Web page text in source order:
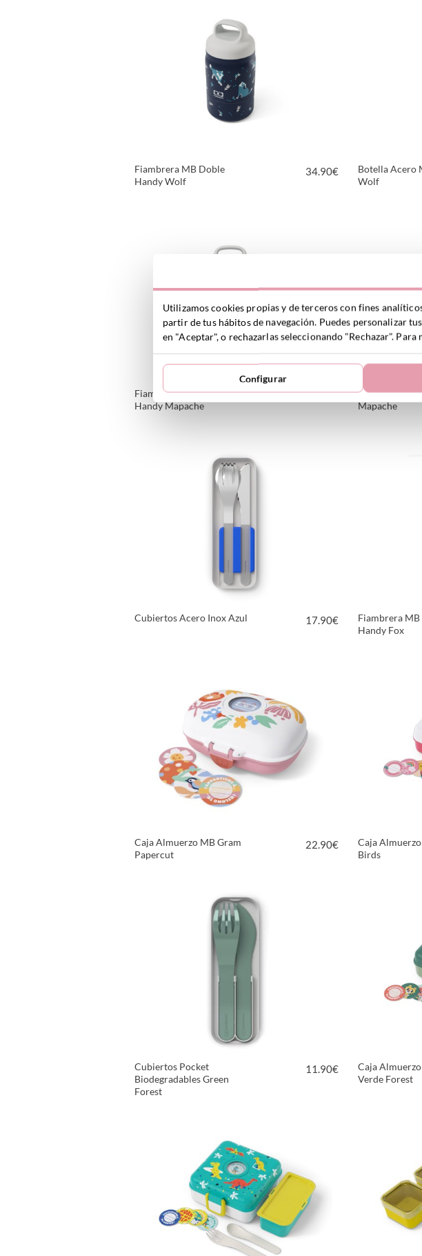
Fiambrera MB Doble
Handy Wolf
34.90€
Botella Acero
Wolf
Fiambrera MB Doble
Handy Mapache
34.90€
Botella Acero
Mapache
Cubiertos Acero Inox Azul 17.90€
Fiambrera
Handy Fox
Caja Almuerzo MB Gram
Papercut
22.90€
Caja Almuerzo
Birds
Cubiertos Pocket
Biodegradables Green
Forest
11.90€
Caja
Verde Forest
Utilizamos cookies propias y de terceros con fines
partir de tus hábitos de navegación. Puedes personalizar
en "Aceptar", o rechazarlas seleccionando "Rechazar".
Configurar